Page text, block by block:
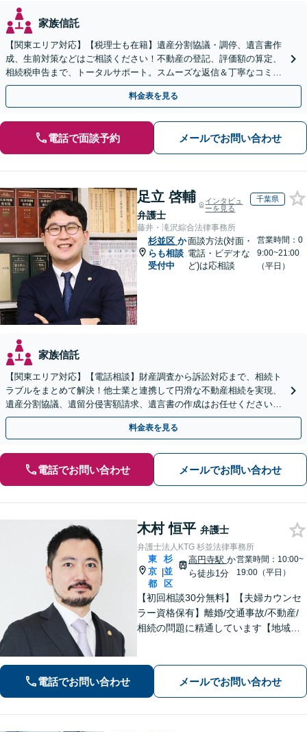
家族信託
【関東エリア対応】【税理士も在籍】遺産分割協議・調停、遺言書作
成、生前対策などはご相談ください！不動産の登記、評価額の算定、
相続税申告まで、トータルサポート。スムーズな返信＆丁寧なコミュ
ニケーション◎お気軽にご相談ください。
料金表を見る
電話で面談予約 メールでお問い合わせ
足立 啓輔
弁護士
インタビュ
ーを見る
千葉県
藤井・滝沢綜合法律事務所
杉並区 か
らも相談
受付中
面談方法(対面・
電話・ビデオな
ど)は応相談
営業時間：0
9:00~21:00
（平日）
家族信託
【関東エリア対応】【電話相談】財産調査から訴訟対応まで、相続ト
ラブルをまとめて解決！他士業と連携して円滑な不動産相続を実現、
遺産分割協議、遺留分侵害額請求、遺言書の作成はお任せください。
明確な料金体系【オンライン面談可能】
料金表を見る
電話でお問い合わせ メールでお問い合わせ
木村 恒平 弁護士
弁護士法人KTG 杉並法律事務所
東
京
都
|
杉
並
区
高円寺駅 か
ら徒歩1分
営業時間：10:00~
19:00（平日）
【初回相談30分無料】【夫婦カウンセ
ラー資格保有】離婚/交通事故/不動産/
相続の問題に精通しています【地域に
指し、日々邁進しております【夜間・
土日相談可】
電話でお問い合わせ メールでお問い合わせ